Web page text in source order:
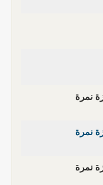
نمرة
نمرة
نمرة